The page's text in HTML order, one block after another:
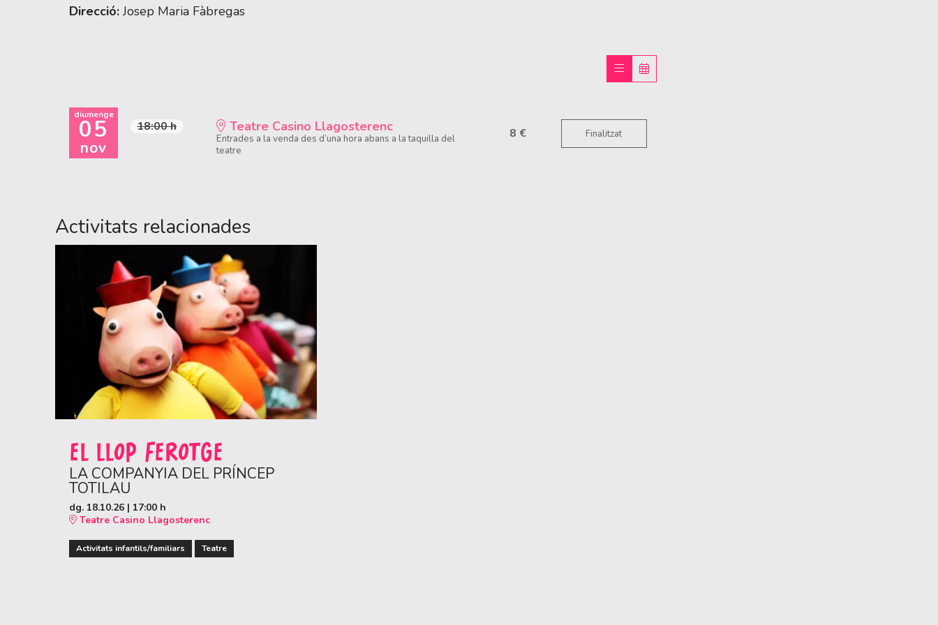
Direcció:Josep Maria Fàbregas
diumenge
05
nov
18:00 h Teatre Casino Llagosterenc
Entrades a la venda des d’una hora abans a la taquilla del
teatre
8 € Finalitzat
Activitats relacionades
EL LLOP FEROTGE
LA COMPANYIA DEL PRÍNCEP
TOTILAU
dg. 18.10.26 | 17:00 h
Teatre Casino Llagosterenc
Activitats infantils/familiars Teatre